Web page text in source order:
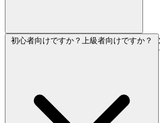
約7台分の無料駐車場、フットウ
アが購入できるショップがありま
れているので、お子様連れのファ
初心者向けですか？上級者向けですか？